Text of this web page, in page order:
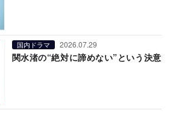
国内ドラマ 2026.07.29
関水渚の“絶対に諦めない”という決意